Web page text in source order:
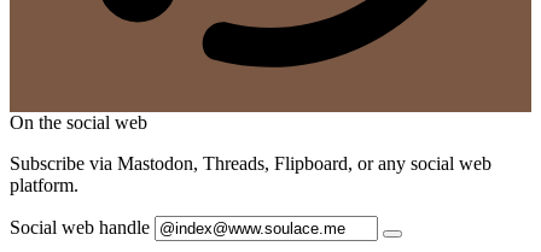
On the social web
Subscribe via Mastodon, Threads, Flipboard, or any social web
platform.
Social web handle